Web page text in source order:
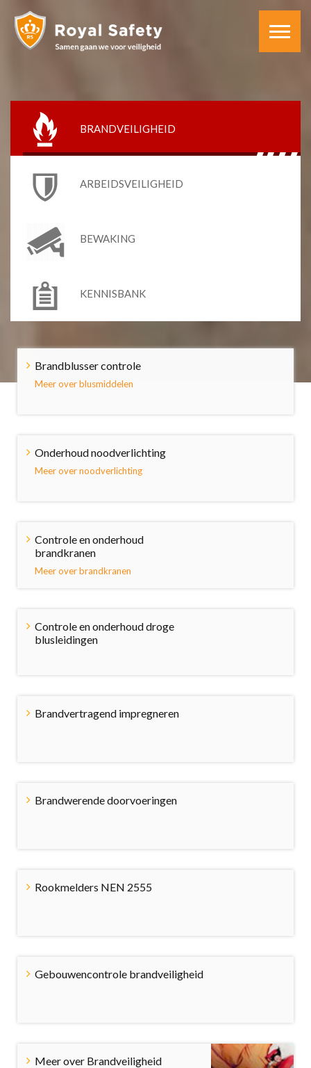
BRANDVEILIGHEID
ARBEIDSVEILIGHEID
BEWAKING
KENNISBANK
Brandblusser controle
Meer over blusmiddelen
Onderhoud noodverlichting
Meer over noodverlichting
Controle en onderhoud
brandkranen
Meer over brandkranen
Controle en onderhoud droge
blusleidingen
Brandvertragend impregneren
Brandwerende doorvoeringen
Rookmelders NEN 2555
Gebouwencontrole brandveiligheid
Meer over Brandveiligheid